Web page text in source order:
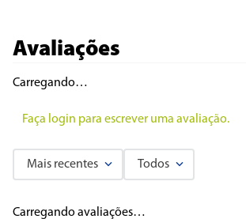
Avaliações
Carregando…
Faça login para escrever uma avaliação.
Mais recentes Todos
Carregando avaliações…